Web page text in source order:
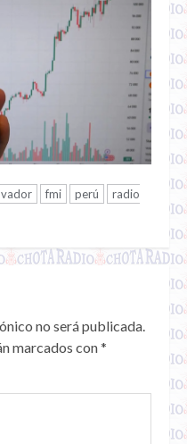
fmi perú
radio
no será publicada.
marcados con*